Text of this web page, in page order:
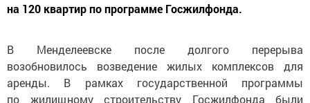
на 120 квартир по программе Госжилфонда.
В Менделеевске после долгого перерыва
возобновилось возведение жилых комплексов для
аренды. В рамках государственной программы
по жилищному строительству Госжилфонда были